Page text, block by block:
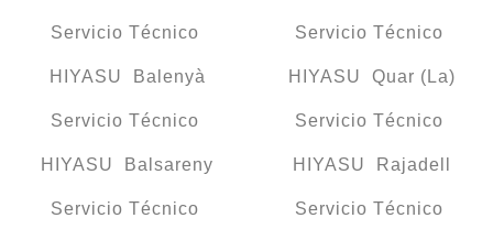
Servicio Técnico
HIYASU Balenyà
Servicio Técnico
HIYASU Balsareny
Servicio Técnico
Servicio Técnico
HIYASU Quar (La)
Servicio Técnico
HIYASU Rajadell
Servicio Técnico